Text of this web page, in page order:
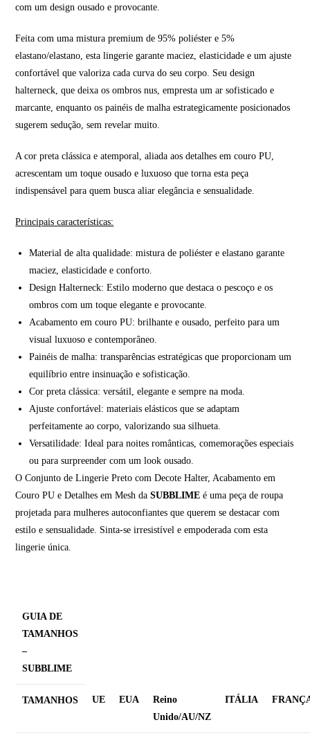
com um design ousado e provocante.
Feita com uma mistura premium de 95% poliéster e 5%
elastano/elastano, esta lingerie garante maciez, elasticidade e um ajuste
confortável que valoriza cada curva do seu corpo. Seu design
halterneck, que deixa os ombros nus, empresta um ar sofisticado e
marcante, enquanto os painéis de malha estrategicamente posicionados
sugerem sedução, sem revelar muito.
A cor preta clássica e atemporal, aliada aos detalhes em couro PU,
acrescentam um toque ousado e luxuoso que torna esta peça
indispensável para quem busca aliar elegância e sensualidade.
Principais características:
Material de alta qualidade: mistura de poliéster e elastano garante
maciez, elasticidade e conforto.
Design Halterneck: Estilo moderno que destaca o pescoço e os
ombros com um toque elegante e provocante.
Acabamento em couro PU: brilhante e ousado, perfeito para um
visual luxuoso e contemporâneo.
Painéis de malha: transparências estratégicas que proporcionam um
equilíbrio entre insinuação e sofisticação.
Cor preta clássica: versátil, elegante e sempre na moda.
Ajuste confortável: materiais elásticos que se adaptam
perfeitamente ao corpo, valorizando sua silhueta.
Versatilidade: Ideal para noites românticas, comemorações especiais
ou para surpreender com um look ousado.
O Conjunto de Lingerie Preto com Decote Halter, Acabamento em
Couro PU e Detalhes em Mesh daSUBBLIME é uma peça de roupa
projetada para mulheres autoconfiantes que querem se destacar com
estilo e sensualidade. Sinta-se irresistível e empoderada com esta
lingerie única.
GUIA DE
TAMANHOS
–
SUBBLIME
TAMANHOS UE EUA
Reino
Unido/AU/NZ
ITÁLIA